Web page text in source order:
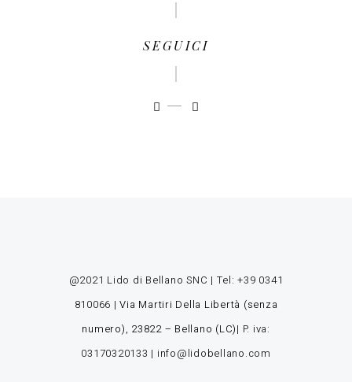
SEGUICI
@2021 Lido di Bellano SNC | Tel:+39 0341
810066 | Via Martiri Della Libertà (senza
numero), 23822 – Bellano (LC)| P. iva:
03170320133 | info@lidobellano.com